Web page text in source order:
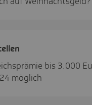
bis 3.000
möglich